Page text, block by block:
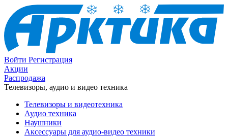
Войти Регистрация
Акции
Распродажа
Телевизоры, аудио и видео техника
Телевизоры и видеотехника
Аудио техника
Наушники
Аксессуары для аудио-видео техники